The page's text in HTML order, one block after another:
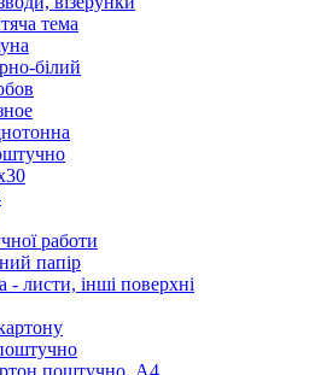
тема
білий
работи
папір
- листи, інші поверхні
поштучно, А4